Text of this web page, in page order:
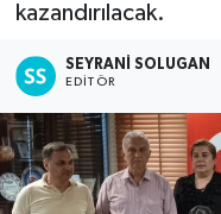
kazandırılacak.
SEYRANI SOLUGAN
EDITÖR